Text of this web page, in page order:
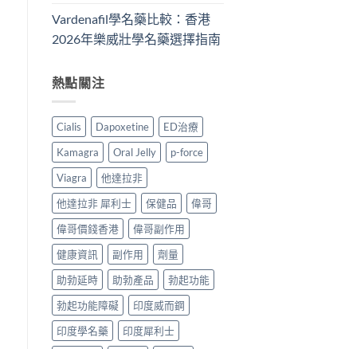
Vardenafil學名藥比較：香港
2026年樂威壯學名藥選擇指南
熱點關注
Cialis Dapoxetine
ED治療
Kamagra
Oral Jelly
p-force
Viagra
他達拉非
他達拉非 犀利士
保健品
偉哥
偉哥價錢香港
偉哥副作用
健康資訊
副作用
劑量
助勃延時
助勃產品
勃起功能
勃起功能障礙
印度威而鋼
印度學名藥
印度犀利士